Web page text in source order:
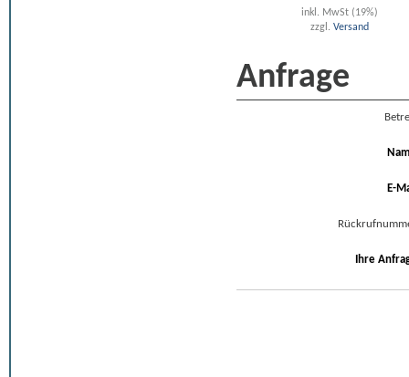
inkl. MwSt (19%)
zzgl. Versand
Anfrage
E-
Ihre